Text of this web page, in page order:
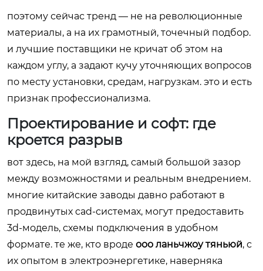
поэтому сейчас тренд — не на революционные
материалы, а на их грамотный, точечный подбор.
и лучшие поставщики не кричат об этом на
каждом углу, а задают кучу уточняющих вопросов
по месту установки, средам, нагрузкам. это и есть
признак профессионализма.
Проектирование и софт: где
кроется разрыв
вот здесь, на мой взгляд, самый большой зазор
между возможностями и реальным внедрением.
многие китайские заводы давно работают в
продвинутых cad-системах, могут предоставить
3d-модель, схемы подключения в удобном
формате. те же, кто вроде ооо ланьчжоу тяньюй, с
их опытом в электроэнергетике, наверняка